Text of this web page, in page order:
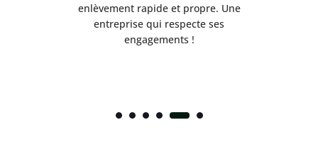
enlèvement rapide et propre. Une
entreprise qui respecte ses
engagements !